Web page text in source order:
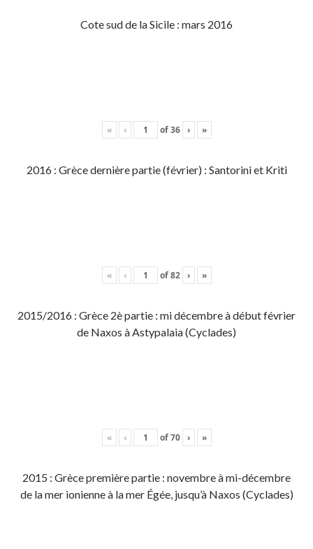
Cote sud de la Sicile : mars 2016
« ‹ of36 › »
2016 : Grèce dernière partie (février) : Santorini et Kriti
« ‹ of82 › »
2015/2016 : Grèce 2è partie : mi décembre à début février
de Naxos à Astypalaia (Cyclades)
« ‹ of70 › »
2015 : Grèce première partie : novembre à mi-décembre
de la mer ionienne à la mer Égée, jusqu’à Naxos (Cyclades)